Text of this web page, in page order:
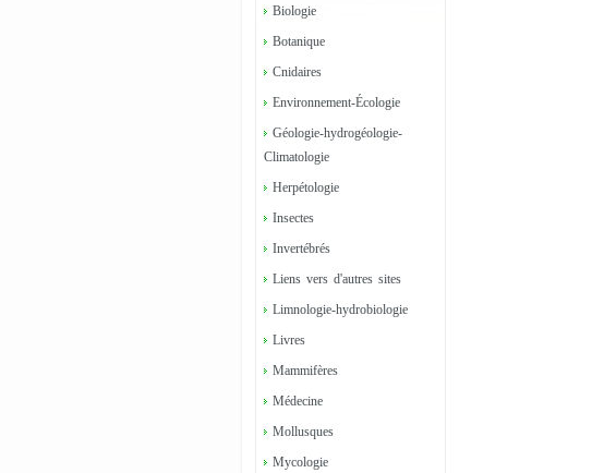
Biologie
Botanique
Cnidaires
Environnement-Écologie
Géologie-hydrogéologie-
Climatologie
Herpétologie
Insectes
Invertébrés
Liens vers d'autres sites
Limnologie-hydrobiologie
Livres
Mammifères
Médecine
Mollusques
Mycologie